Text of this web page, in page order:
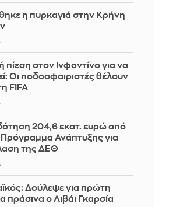
η πυρκαγιά στην Κρήνη
πίεση στον Ινφαντίνο για να
Οι ποδοσφαιριστές θέλουν
FIFA
204,6 εκατ. ευρώ από
Πρόγραμμα Ανάπτυξης για
της ΔΕΘ
Δούλεψε για πρώτη
πράσινα ο Λιβάι Γκαρσία